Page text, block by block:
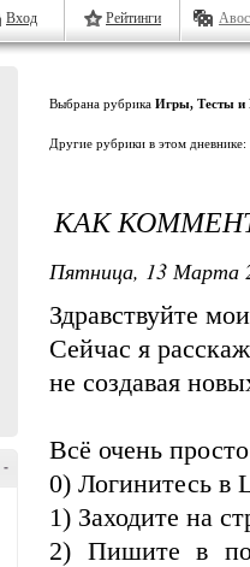
Вход Рейтинги
-
Выбрана рубрика Игры, Тесты и
Другие рубрики в этом дневнике:
КАК
Пятница, 13 Марта
Здравствуйте
Сейчас я
не создавая
Всё очень
0) Логинитесь в
1) Заходите на
2) Пишите в